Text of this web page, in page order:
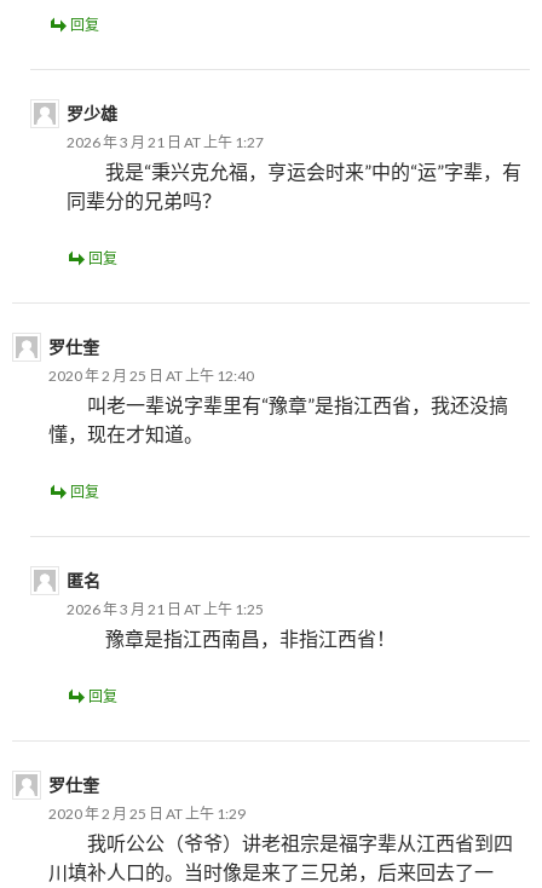
回复
罗少雄
2026 年 3 月 21 日 AT 上午 1:27
我是“秉兴克允福，亨运会时来”中的“运”字辈，有
同辈分的兄弟吗？
回复
罗仕奎
2020 年 2 月 25 日 AT 上午 12:40
叫老一辈说字辈里有“豫章”是指江西省，我还没搞
懂，现在才知道。
回复
匿名
2026 年 3 月 21 日 AT 上午 1:25
豫章是指江西南昌，非指江西省！
回复
罗仕奎
2020 年 2 月 25 日 AT 上午 1:29
我听公公（爷爷）讲老祖宗是福字辈从江西省到四
川填补人口的。当时像是来了三兄弟，后来回去了一